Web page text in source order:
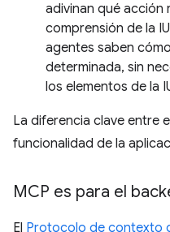
adivinan qué acción
comprensión de la
agentes saben
determinada, sin
los elementos de la
La diferencia clave entre
funcionalidad de la
MCP es para el
El Protocolo de contexto